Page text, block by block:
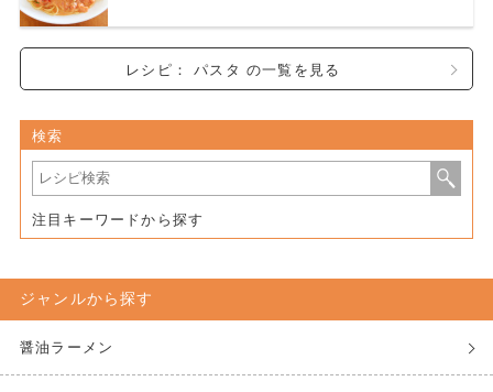
レシピ： パスタ の一覧を見る
検索
注目キーワードから探す
ジャンルから探す
醤油ラーメン